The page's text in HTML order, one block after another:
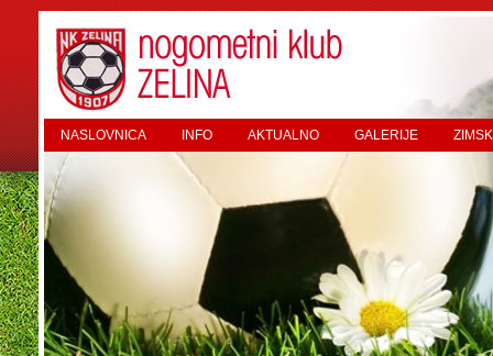
NASLOVNICA INFO AKTUALNO GALERIJE